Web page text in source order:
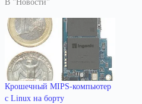
В "Новости"
Крошечный MIPS-компьютер
с Linux на борту